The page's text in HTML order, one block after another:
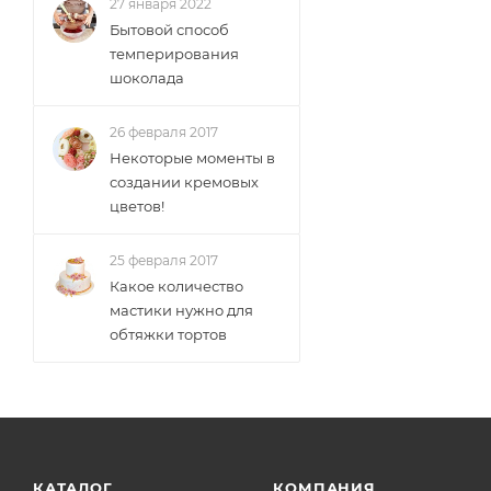
27 января 2022
Бытовой способ
темперирования
шоколада
26 февраля 2017
Некоторые моменты в
создании кремовых
цветов!
25 февраля 2017
Какое количество
мастики нужно для
обтяжки тортов